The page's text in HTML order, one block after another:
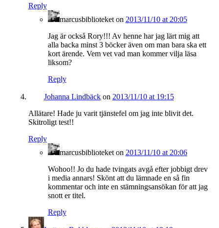
Reply
marcusbiblioteketon 2013/11/10 at 20:05
Jag är också Rory!!! Av henne har jag lärt mig att
alla backa minst 3 böcker även om man bara ska ett
kort ärende. Vem vet vad man kommer vilja läsa
liksom?
Reply
Johanna Lindbäckon 2013/11/10 at 19:15
Allätare! Hade ju varit tjänstefel om jag inte blivit det.
Skitroligt test!!
Reply
marcusbiblioteketon 2013/11/10 at 20:06
Wohoo!! Jo du hade tvingats avgå efter jobbigt drev
i media annars! Skönt att du lämnade en så fin
kommentar och inte en stämningsansökan för att jag
snott er titel.
Reply